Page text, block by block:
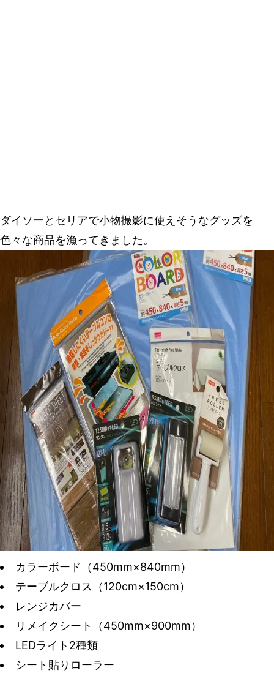
ダイソーとセリアで小物撮影に使えそうなグッズを
色々な商品を漁ってきました。
カラーボード（450mm×840mm）
テーブルクロス（120cm×150cm）
レンジカバー
リメイクシート（450mm×900mm）
LEDライト2種類
シート貼りローラー